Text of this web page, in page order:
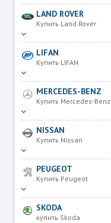
LAND ROVER
Купить Land Rover
LIFAN
Купить LIFAN
MERCEDES-BENZ
Купить Mercedes-Benz
NISSAN
Купить Nissan
PEUGEOT
Купить Peugeot
SKODA
купить Skoda